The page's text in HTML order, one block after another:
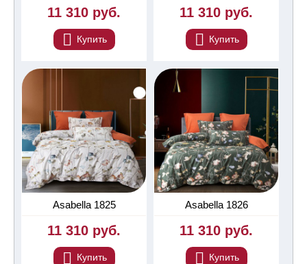
11 310 руб.
Купить
11 310 руб.
Купить
Asabella 1825
11 310 руб.
Купить
Asabella 1826
11 310 руб.
Купить